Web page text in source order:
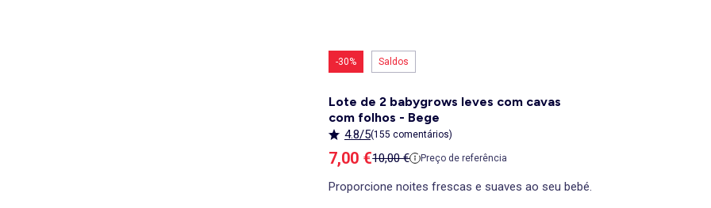
-30% Saldos
Lote de 2 babygrows leves com cavas
com folhos - Bege
4.8/5(155 comentários)
Preço de venda
7,00 €Preço de referência
10,00 € Preço de referência
Proporcione noites frescas e suaves ao seu bebé.